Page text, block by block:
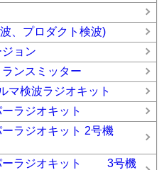
、プロダクト検波)
ョン
ンスミッター
検波ラジオキット
ラジオキット
ラジオキット 2号機
ーラジオキット 3号機